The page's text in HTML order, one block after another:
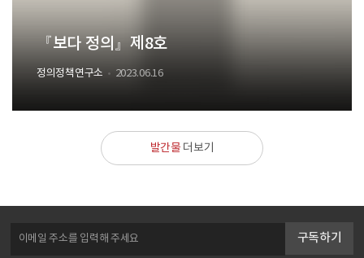
『보다 정의』제8호
정의정책연구소 2023.06.16
발간물 더보기
구독하기